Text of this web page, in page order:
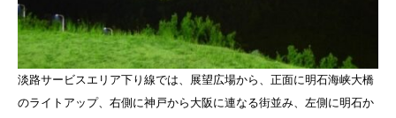
淡路サービスエリア下り線では、展望広場から、正面に明石海峡大橋
のライトアップ、右側に神戸から大阪に連なる街並み、左側に明石か